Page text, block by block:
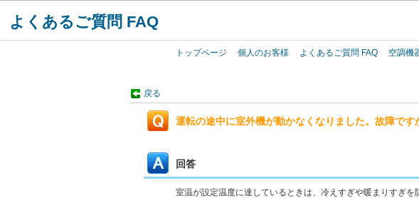
よくあるご質問 FAQ
トップページ 個人のお客様 よくあるご質問 FAQ 空調機
戻る
運転の途中に室外機が動かなくなりました。故障です
回答
室温が設定温度に達しているときは、冷えすぎや暖まりすぎを